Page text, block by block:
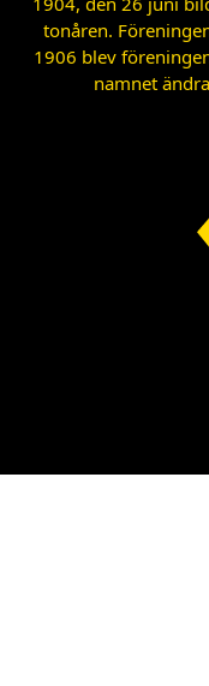
tonåren.
1906 blev
namnet